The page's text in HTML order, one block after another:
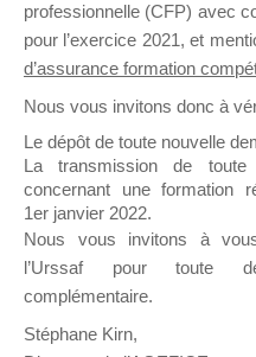
Ce groupe est
Formation qui
Propositions Mallette
sur lequel il est
ou poser une
NB : Il est nécessaire
pouvoir rejoindre ce
professionnelle (CFP) avec
pour l’exercice 2021, et
d’assurance formation
Nous vous invitons donc à
Le dépôt de toute nouvelle
La transmission de toute
concernant une formation
1er janvier 2022.
Nous vous invitons à
l’Urssaf pour toute
complémentaire.
Stéphane Kirn,